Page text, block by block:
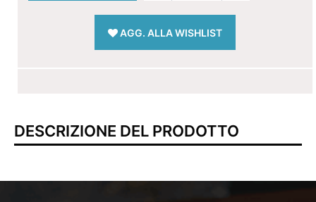
AGG. ALLA WISHLIST
DESCRIZIONE DEL PRODOTTO